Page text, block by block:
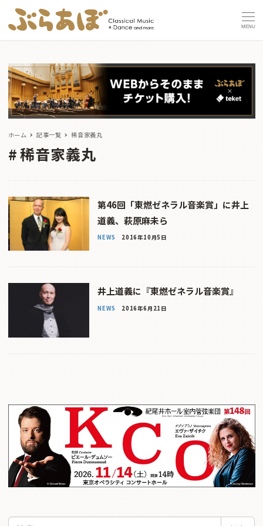
MENU
ホーム 記事一覧 稀音家義丸
稀音家義丸
第46回「東燃ゼネラル音楽賞」に井上
道義、萩原麻未ら
NEWS 2016年10月5日
井上道義に『東燃ゼネラル音楽賞』
NEWS 2016年6月21日
検